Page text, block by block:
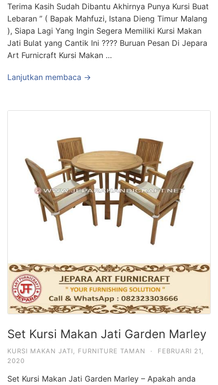
Terima Kasih Sudah Dibantu Akhirnya Punya Kursi Buat
Lebaran ” ( Bapak Mahfuzi, Istana Dieng Timur Malang
), Siapa Lagi Yang Ingin Segera Memiliki Kursi Makan
Jati Bulat yang Cantik Ini ???? Buruan Pesan Di Jepara
Art Furnicraft Kursi Makan …
Lanjutkan membaca →
Set Kursi Makan Jati Garden Marley
KURSI MAKAN JATI FURNITURE TAMAN ·
FEBRUARI 21,
2020
Set Kursi Makan Jati Garden Marley – Apakah anda